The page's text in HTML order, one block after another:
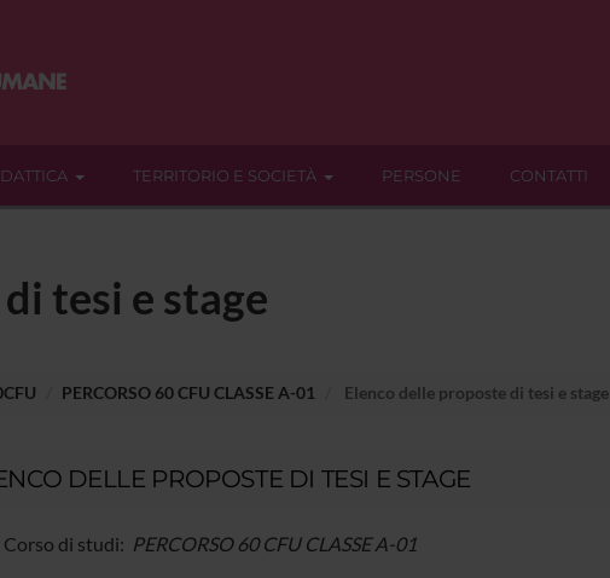
TERRITORIO E SOCIETÀ PERSONE CONTATTI
tesi e stage
PERCORSO 60 CFU CLASSE A-01 Elenco delle proposte di tesi e stage
DELLE PROPOSTE DI TESI E STAGE
Corso di studi: PERCORSO 60 CFU CLASSE A-01